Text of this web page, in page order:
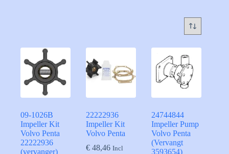
09-1026B
Impeller Kit
Volvo Penta
22222936
(vervanger)
22222936
Impeller Kit
Volvo Penta
€ 48,46 Incl
24744844
Impeller Pump
Volvo Penta
(Vervangt
3593654)